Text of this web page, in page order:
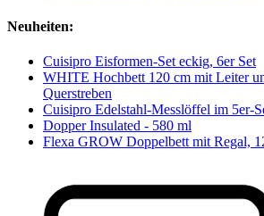
Neuheiten:
Cuisipro Eisformen-Set eckig, 6er Set
WHITE Hochbett 120 cm mit Leiter
Querstreben
Cuisipro Edelstahl-Messlöffel im 5er-
Dopper Insulated - 580 ml
Flexa GROW Doppelbett mit Regal,